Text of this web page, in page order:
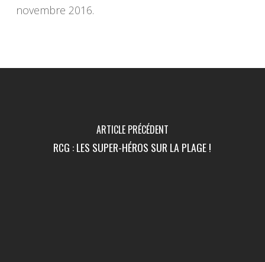
novembre 2016.
ARTICLE PRÉCÉDENT
RCG : LES SUPER-HÉROS SUR LA PLAGE !